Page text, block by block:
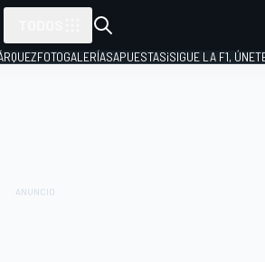
FOTOGALERÍASAPUESTAS¡SIGUE LA F1,